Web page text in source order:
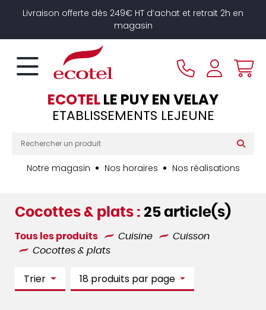
Livraison offerte dès 249€ HT d’achat et retrait 2h en
magasin
ECOTELLE PUY EN VELAY
ETABLISSEMENTS LEJEUNE
Notre magasin Nos horaires Nos réalisations
Cocottes & plats : 25 article(s)
Tous les produits Cuisine
Cuisson
Cocottes & plats
Trier 18 produits par page
Panneau de gestion des cookies